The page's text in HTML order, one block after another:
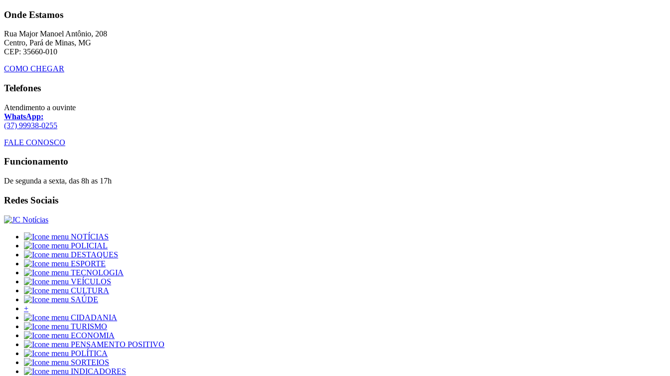
Onde Estamos
Rua Major Manoel Antônio, 208
Centro, Pará de Minas, MG
CEP: 35660-010
COMO CHEGAR
Telefones
Atendimento a ouvinte
WhatsApp:
(37) 99938-0255
FALE CONOSCO
Funcionamento
De segunda a sexta, das 8h as 17h
Redes Sociais
NOTÍCIAS
POLICIAL
DESTAQUES
ESPORTE
TECNOLOGIA
VEÍCULOS
CULTURA
SAÚDE
+
CIDADANIA
TURISMO
ECONOMIA
PENSAMENTO POSITIVO
POLÍTICA
SORTEIOS
INDICADORES